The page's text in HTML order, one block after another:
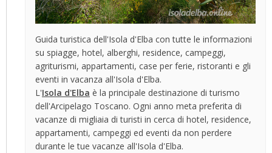
Guida turistica dell'Isola d'Elba con tutte le informazioni
su spiagge, hotel, alberghi, residence, campeggi,
agriturismi, appartamenti, case per ferie, ristoranti e gli
eventi in vacanza all'Isola d'Elba.
L'Isola d'Elba è la principale destinazione di turismo
dell'Arcipelago Toscano. Ogni anno meta preferita di
vacanze di migliaia di turisti in cerca di hotel, residence,
appartamenti, campeggi ed eventi da non perdere
durante le tue vacanze all'Isola d'Elba.